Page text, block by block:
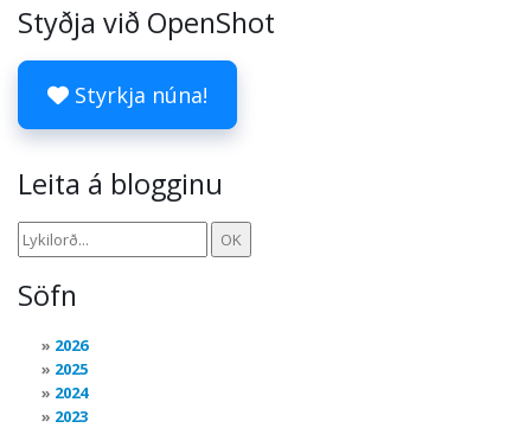
Styðja við OpenShot
Styrkja núna!
Leita á blogginu
Söfn
2026
2025
2024
2023